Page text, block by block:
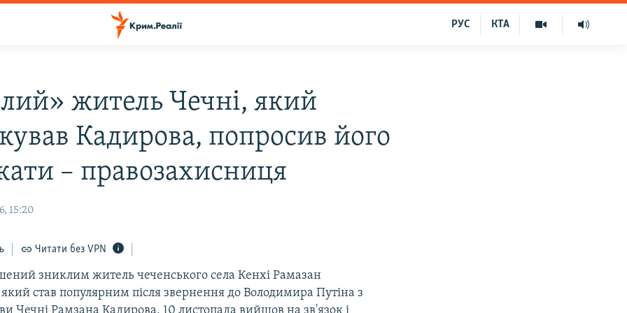
КТА
РУС
житель Чечні, який
Кадирова, попросив його
– правозахисниця
15:20
Читати без VPN
зниклим житель чеченського села Кенхі Рамазан
став популярним після звернення до Володимира Путіна з